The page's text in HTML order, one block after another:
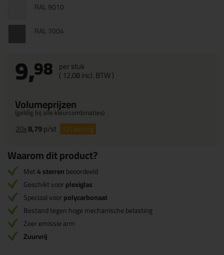
RAL 9010
RAL 7004
9,98 per stuk
( 12,08incl. BTW )
Volumeprijzen
(geldig bij alle kleurcombinaties)
20x8,79p/st 12%korting
Waarom dit product?
Met4 sterrenbeoordeeld
Geschikt voorplexiglas
Speciaal voorpolycarbonaat
Bestand tegen hoge mechanische belasting
Zeer emissie arm
Zuurvrij